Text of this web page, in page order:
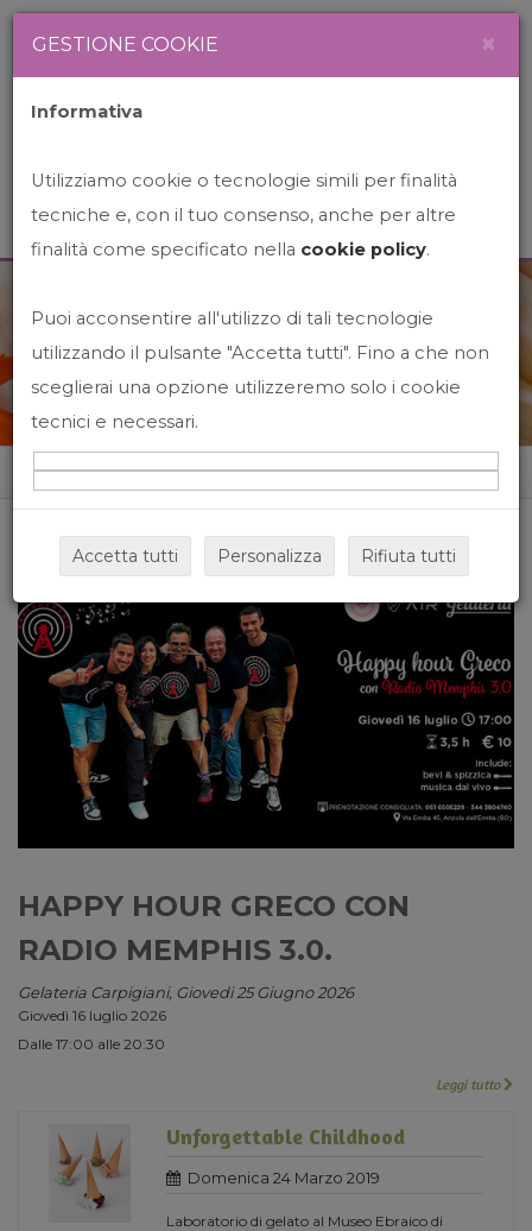
News&Events
Home News&events
HAPPY HOUR GRECO CON
RADIO MEMPHIS 3.0.
Gelateria Carpigiani, Giovedi 25 Giugno 2026
Giovedì 16 luglio 2026
Dalle 17:00 alle 20:30
Leggi tutto
Unforgettable Childhood
Domenica 24 Marzo 2019
Laboratorio di gelato al Museo Ebraico di
GESTIONE COOKIE ×
Informativa
Utilizziamo cookie o tecnologie simili per finalità
tecniche e, con il tuo consenso, anche per altre
finalità come specificato nella cookie policy.
Puoi acconsentire all'utilizzo di tali tecnologie
utilizzando il pulsante "Accetta tutti". Fino a che non
sceglierai una opzione utilizzeremo solo i cookie
tecnici e necessari.
Accetta tutti Personalizza Rifiuta tutti